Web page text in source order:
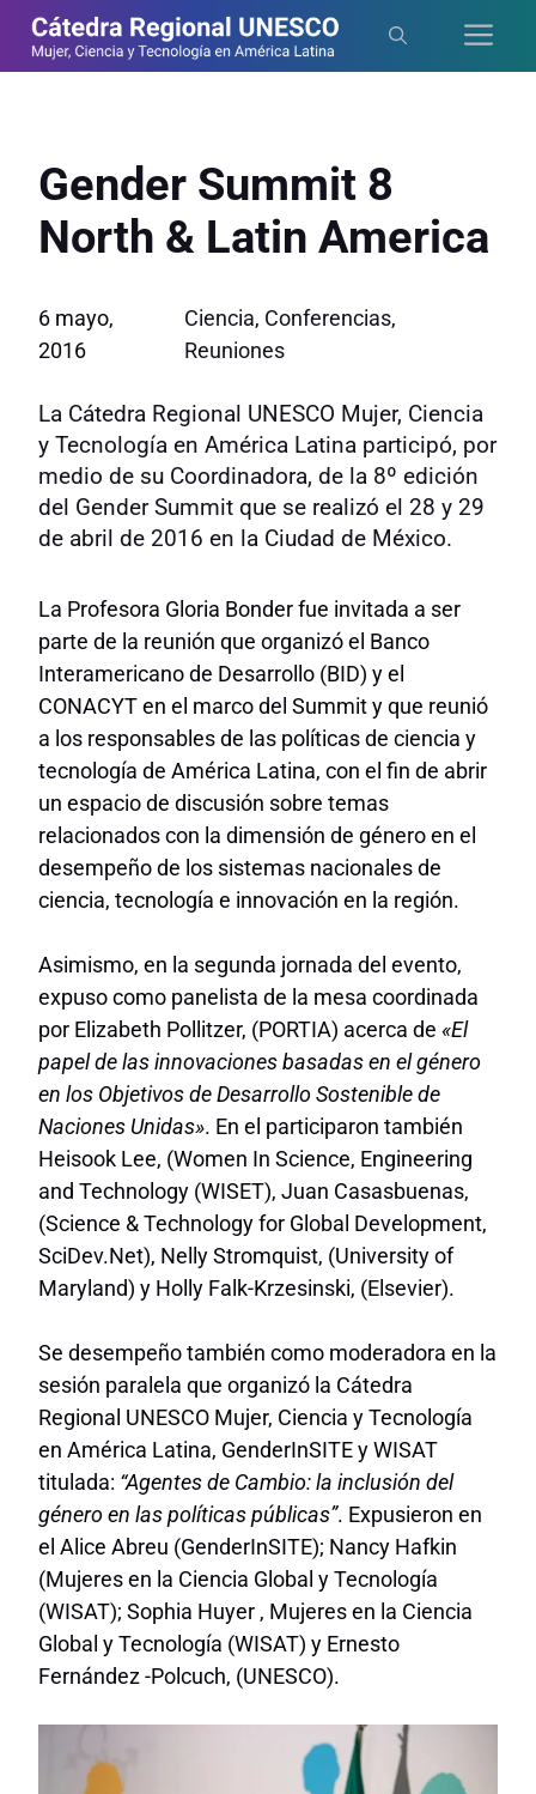
Saltar
contenido
Gender Summit 8
North & Latin America
6 mayo,
2016
Ciencia, Conferencias,
Reuniones
La Cátedra Regional UNESCO Mujer, Ciencia
y Tecnología en América Latina participó, por
medio de su Coordinadora, de la 8º edición
del Gender Summit que se realizó el 28 y 29
de abril de 2016 en la Ciudad de México.
La Profesora Gloria Bonder fue invitada a ser
parte de la reunión que organizó el Banco
Interamericano de Desarrollo (BID) y el
CONACYT en el marco del Summit y que reunió
a los responsables de las políticas de ciencia y
tecnología de América Latina, con el fin de abrir
un espacio de discusión sobre temas
relacionados con la dimensión de género en el
desempeño de los sistemas nacionales de
ciencia, tecnología e innovación en la región.
Asimismo, en la segunda jornada del evento,
expuso como panelista de la mesa coordinada
por Elizabeth Pollitzer, (PORTIA) acerca de «El
papel de las innovaciones basadas en el género
en los Objetivos de Desarrollo Sostenible de
Naciones Unidas». En el participaron también
Heisook Lee, (Women In Science, Engineering
and Technology (WISET), Juan Casasbuenas,
(Science & Technology for Global Development,
SciDev.Net), Nelly Stromquist, (University of
Maryland) y Holly Falk-Krzesinski, (Elsevier).
Se desempeño también como moderadora en la
sesión paralela que organizó la Cátedra
Regional UNESCO Mujer, Ciencia y Tecnología
en América Latina, GenderInSITE y WISAT
titulada: “Agentes de Cambio: la inclusión del
género en las políticas públicas”. Expusieron en
el Alice Abreu (GenderInSITE); Nancy Hafkin
(Mujeres en la Ciencia Global y Tecnología
(WISAT); Sophia Huyer , Mujeres en la Ciencia
Global y Tecnología (WISAT) y Ernesto
Fernández -Polcuch, (UNESCO).